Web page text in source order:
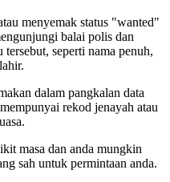
menyemak status "wanted"
balai polis dan
seperti nama penuh,
dalam pangkalan data
rekod jenayah atau
masa dan anda mungkin
sah untuk permintaan anda.